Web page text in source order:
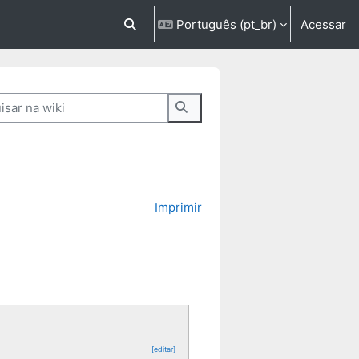
Alternar entrada de pesquisa
Português ‎(pt_br)‎ Acessar
na wiki
Pesquisar na wiki
Imprimir
[editar]